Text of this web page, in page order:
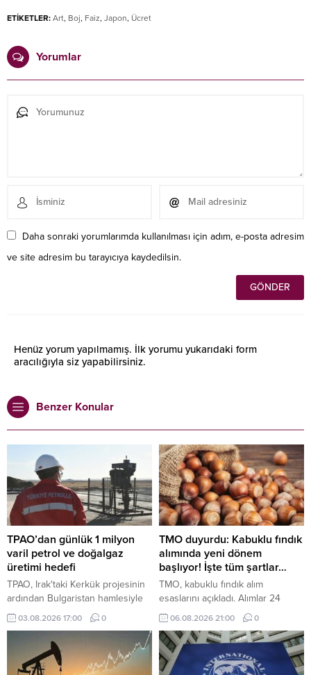
ETİKETLER: Art, Boj, Faiz, Japon, Ücret
Yorumlar
Daha sonraki yorumlarımda kullanılması için adım, e-posta adresim
ve site adresim bu tarayıcıya kaydedilsin.
Henüz yorum yapılmamış. İlk yorumu yukarıdaki form
aracılığıyla siz yapabilirsiniz.
Benzer Konular
TPAO’dan günlük 1 milyon
varil petrol ve doğalgaz
üretimi hedefi
TPAO, Irak'taki Kerkük projesinin
ardından Bulgaristan hamlesiyle
uluslararası faaliyet alanını kara
üretiminden deniz arama
projelerine genişleterek
sektördeki etkinliğini artırma
yolunda önemli adımlar atıyor.
03.08.2026 17:00 0
TMO duyurdu: Kabuklu fındık
alımında yeni dönem
başlıyor! İşte tüm şartlar…
TMO, kabuklu fındık alım
esaslarını açıkladı. Alımlar 24
Ağustos'ta başlayacak, randevu
sistemi ise 17 Ağustos'ta devreye
girecek. ÇKS'ye kayıtlı üreticilerin
ürünleri belirlenen kalite
kriterlerine göre satın alınacak.
06.08.2026 21:00 0